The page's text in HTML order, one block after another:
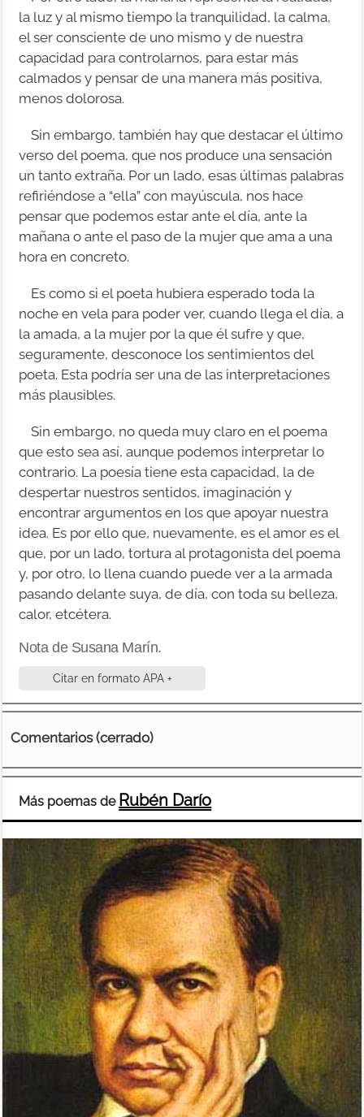
la luz y al mismo tiempo la tranquilidad, la calma,
el ser consciente de uno mismo y de nuestra
capacidad para controlarnos, para estar más
calmados y pensar de una manera más positiva,
menos dolorosa.
Sin embargo, también hay que destacar el último
verso del poema, que nos produce una sensación
un tanto extraña. Por un lado, esas últimas palabras
refiriéndose a “ella” con mayúscula, nos hace
pensar que podemos estar ante el día, ante la
mañana o ante el paso de la mujer que ama a una
hora en concreto.
Es como si el poeta hubiera esperado toda la
noche en vela para poder ver, cuando llega el día, a
la amada, a la mujer por la que él sufre y que,
seguramente, desconoce los sentimientos del
poeta. Esta podría ser una de las interpretaciones
más plausibles.
Sin embargo, no queda muy claro en el poema
que esto sea así, aunque podemos interpretar lo
contrario. La poesía tiene esta capacidad, la de
despertar nuestros sentidos, imaginación y
encontrar argumentos en los que apoyar nuestra
idea. Es por ello que, nuevamente, es el amor es el
que, por un lado, tortura al protagonista del poema
y, por otro, lo llena cuando puede ver a la armada
pasando delante suya, de día, con toda su belleza,
calor, etcétera.
Nota de Susana Marín.
Citar en formato APA +
Comentarios (cerrado)
Más poemas de Rubén Darío